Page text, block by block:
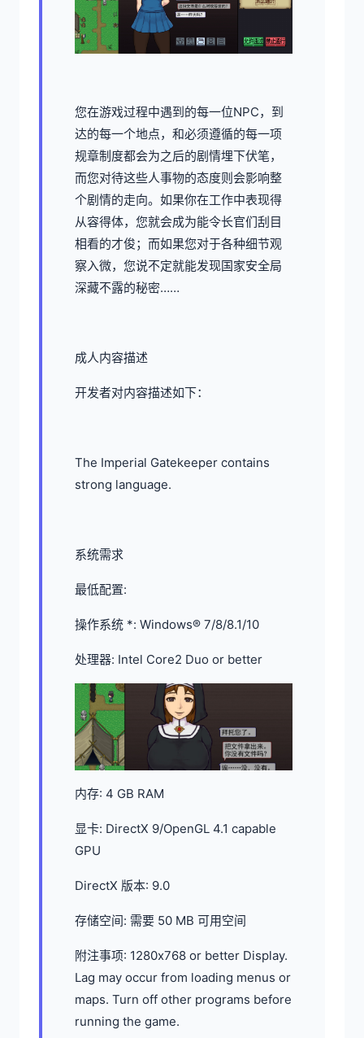
您在游戏过程中遇到的每一位NPC，到
达的每一个地点，和必须遵循的每一项
规章制度都会为之后的剧情埋下伏笔，
而您对待这些人事物的态度则会影响整
个剧情的走向。如果你在工作中表现得
从容得体，您就会成为能令长官们刮目
相看的才俊；而如果您对于各种细节观
察入微，您说不定就能发现国家安全局
深藏不露的秘密……
成人内容描述
开发者对内容描述如下：
The Imperial Gatekeeper contains
strong language.
系统需求
最低配置:
操作系统 *: Windows® 7/8/8.1/10
处理器: Intel Core2 Duo or better
内存: 4 GB RAM
显卡: DirectX 9/OpenGL 4.1 capable
GPU
DirectX 版本: 9.0
存储空间: 需要 50 MB 可用空间
附注事项: 1280x768 or better Display.
Lag may occur from loading menus or
maps. Turn off other programs before
running the game.